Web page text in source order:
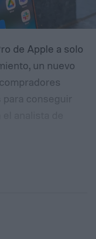
de Apple a solo
un nuevo
conseguir
de DRAM
y podría dejar